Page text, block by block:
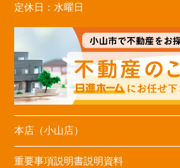
定休日： 水曜日
本店（小山店）
重要事項説明書説明資料